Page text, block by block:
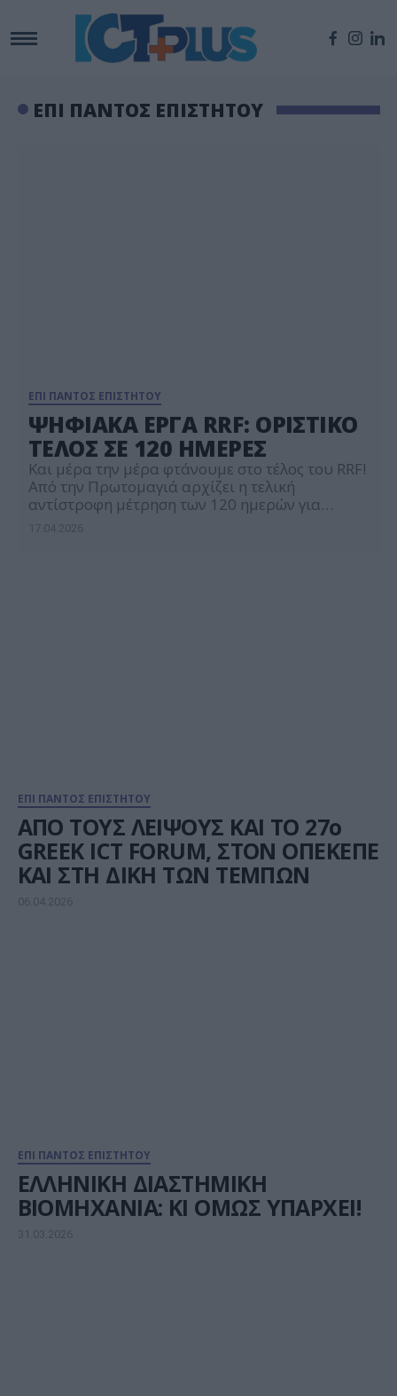
ΕΠΙ ΠΑΝΤΟΣ ΕΠΙΣΤΗΤΟΥ
ΕΠΙ ΠΑΝΤΟΣ ΕΠΙΣΤΗΤΟΥ
ΨΗΦΙΑΚΑ ΕΡΓΑ RRF: ΟΡΙΣΤΙΚΟ
ΤΕΛΟΣ ΣΕ 120 ΗΜΕΡΕΣ
Και μέρα την μέρα φτάνουμε στο τέλος του RRF!
Από την Πρωτομαγιά αρχίζει η τελική
αντίστροφη μέτρηση των 120 ημερών για
ΕΠΙ ΠΑΝΤΟΣ ΕΠΙΣΤΗΤΟΥ
ΑΠΟ ΤΟΥΣ ΛΕΙΨΟΥΣ ΚΑΙ ΤΟ 27ο
GREEK ICT FORUM, ΣΤΟΝ ΟΠΕΚΕΠΕ
ΚΑΙ ΣΤΗ ΔΙΚΗ ΤΩΝ ΤΕΜΠΩΝ
06.04.2026
ΕΠΙ ΠΑΝΤΟΣ ΕΠΙΣΤΗΤΟΥ
ΕΛΛΗΝΙΚΗ ΔΙΑΣΤΗΜΙΚΗ
ΒΙΟΜΗΧΑΝΙΑ: ΚΙ ΟΜΩΣ ΥΠΑΡΧΕΙ!
31.03.2026